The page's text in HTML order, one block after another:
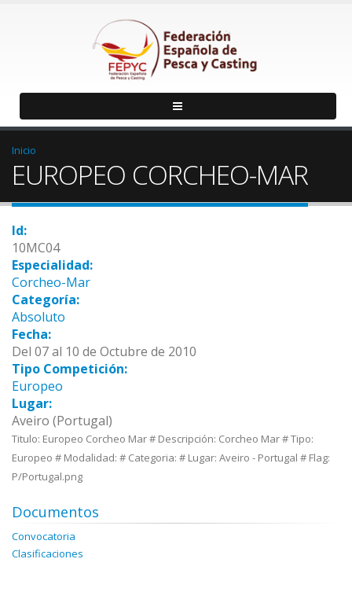
Inicio
EUROPEO CORCHEO-MAR
Id:
10MC04
Especialidad:
Corcheo-Mar
Categoría:
Absoluto
Fecha:
Del 07 al 10 de Octubre de 2010
Tipo Competición:
Europeo
Lugar:
Aveiro (Portugal)
Titulo: Europeo Corcheo Mar # Descripción: Corcheo Mar # Tipo:
Europeo # Modalidad: # Categoria: # Lugar: Aveiro - Portugal # Flag:
P/Portugal.png
Documentos
Convocatoria
Clasificaciones